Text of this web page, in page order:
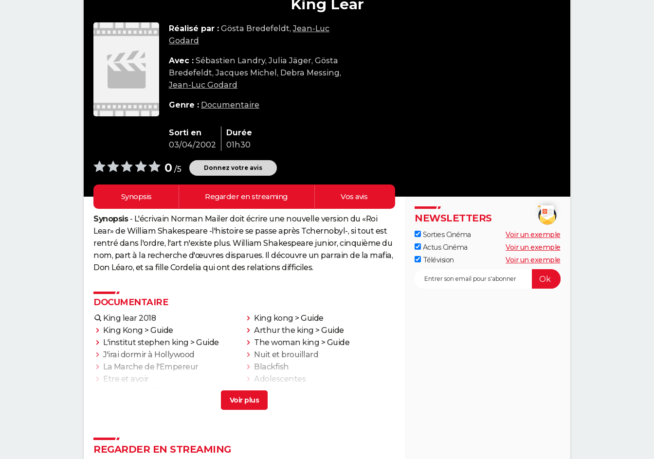
King Lear
Réalisé par : Gösta Bredefeldt,Jean-Luc
Godard
Avec : Sébastien Landry, Julia Jäger, Gösta
Bredefeldt, Jacques Michel, Debra Messing,
Jean-Luc Godard
Genre : Documentaire
Sorti en
03/04/2002
Durée
01h30
0 /5 Donnez votre avis
Synopsis Regarder enstreaming Vosavis
Synopsis- L'écrivain Norman Mailer doit écrire une nouvelle version du «Roi
Lear» de William Shakespeare -l'histoire se passe après Tchernobyl-, si tout est
rentré dans l'ordre, l'art n'existe plus. William Shakespeare junior, cinquième du
nom, part à la recherche d'œuvres disparues. Il découvre un parrain de la mafia,
Don Léaro, et sa fille Cordelia qui ont des relations difficiles.
DOCUMENTAIRE
King lear 2018 King kong > Guide
King Kong > Guide Arthur the king > Guide
L'institut stephen king > Guide The woman king > Guide
J'irai dormir à Hollywood
Nuit et brouillard
La Marche de l'Empereur
Blackfish
Etre et avoir
Adolescentes
La Planète bleue
Citizenfour
Le Chagrin et la Pitié
Microcosmos, le peuple de l'herbe
REGARDER EN STREAMING
NEWSLETTERS
Sorties Cinéma
Voir un exemple
Actus Cinéma
Voir un exemple
Télévision
Voir un exemple